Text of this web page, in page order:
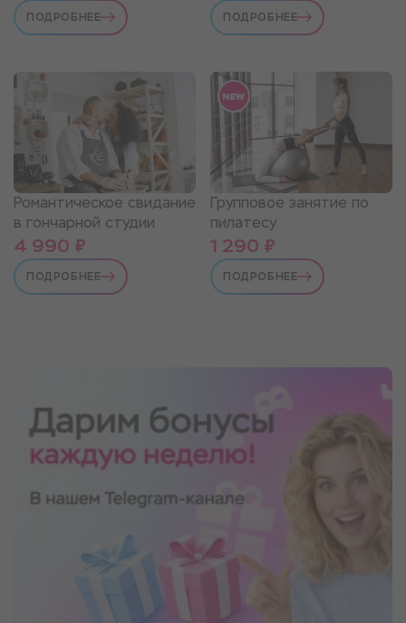
ПОДРОБНЕЕ ПОДРОБНЕЕ
Романтическое свидание
в гончарной студии
4 990 ₽
ПОДРОБНЕЕ
Групповое занятие по
пилатесу
1 290 ₽
ПОДРОБНЕЕ